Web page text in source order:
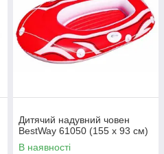
Дитячий надувний човен
BestWay 61050 (155 х 93 см)
В наявності